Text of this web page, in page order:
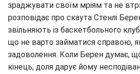
зраджувати своїм мріям та не
розповідає про скаута Стенлі
звільняють із баскетбольного
що не варто займатися справою,
задоволення. Коли Берен думає,
кінець, доля дарує йому